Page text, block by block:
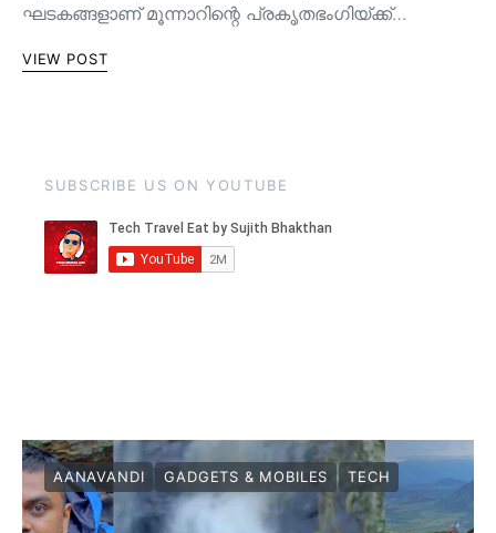
ഘടകങ്ങളാണ് മൂന്നാറിന്റെ പ്രകൃതഭംഗിയ്ക്ക്…
VIEW POST
SUBSCRIBE US ON YOUTUBE
AANAVANDI GADGETS & MOBILES TECH